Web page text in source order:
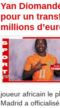
Yan
pour un
millions
joueur africain le
Madrid a